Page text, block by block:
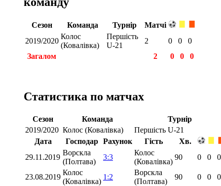
Сезон Команда Турнір
Матчі
2019/2020
Колос
(Ковалівка)
Першість
U-21
2 0 0
0
Загалом
2 0 0 0
Статистика по матчах
Сезон Команда
Турнір
2019/2020 Колос (Ковалівка)
Першість U-21
Дата
Господар Рахунок Гість
Хв.
29.11.2019
Ворскла
(Полтава)
3:3
Колос
(Ковалівка)
90 0 0 0
23.08.2019
Колос
(Ковалівка)
1:2
Ворскла
(Полтава)
90 0 0
0